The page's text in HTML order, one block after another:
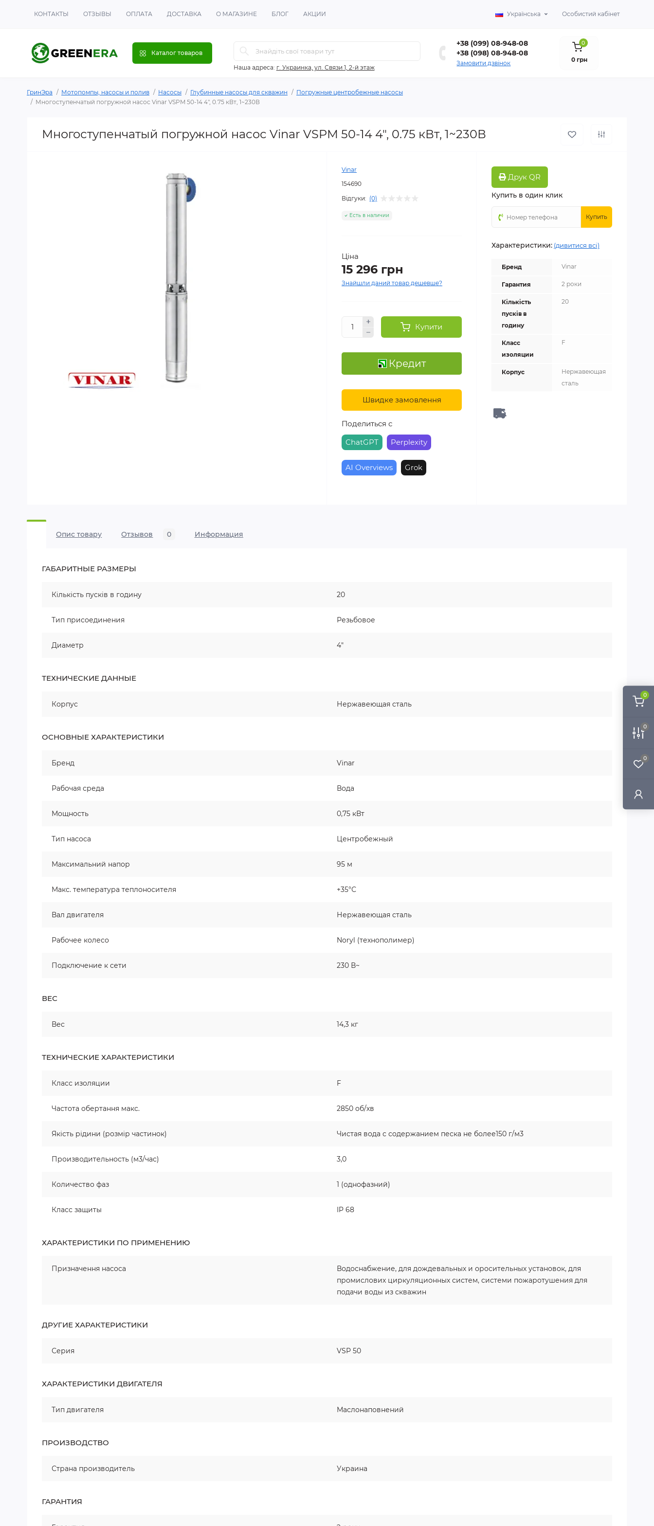
0
0
0
КОНТАКТЫ ОТЗЫВЫ ОПЛАТА ДОСТАВКА О МАГАЗИНЕ БЛОГ АКЦИИ Українська Особистий кабінет
Каталог товаров
Наша адреса: г. Украинка, ул. Связи 1, 2-й этаж
+38 (099) 08-948-08
+38 (098) 08-948-08
Замовити дзвінок
0
0 грн
ГринЭра Мотопомпы, насосы и полив Насосы Глубинные насосы для скважин
Погружные центробежные насосы
Многоступенчатый погружной насос Vinar VSPM 50-14 4", 0.75 кВт, 1~230В
Многоступенчатый погружной насос Vinar VSPM 50-14 4", 0.75 кВт, 1~230В
Vinar
154690
Відгуки: (0)
Есть в наличии
Ціна
15 296 грн
Знайшли даний товар дешевше?
Купити
Кредит
Швидке замовлення
Поделиться с
ChatGPT
Perplexity
AI Overviews Grok
Друк QR
Купить в один клик
Купить
Характеристики: (дивитися всі)
Бренд Vinar
Гарантия 2 роки
Кількість
пусків в
годину
20
Класс
изоляции
F
Корпус
Нержавеющая
сталь
Опис товару Отзывов 0 Информация
ГАБАРИТНЫЕ РАЗМЕРЫ
Кількість пусків в годину 20
Тип присоединения Резьбовое
Диаметр 4"
ТЕХНИЧЕСКИЕ ДАННЫЕ
Корпус Нержавеющая сталь
ОСНОВНЫЕ ХАРАКТЕРИСТИКИ
Бренд Vinar
Рабочая среда Вода
Мощность 0,75 кВт
Тип насоса Центробежный
Максимальний напор 95 м
Макс. температура теплоносителя +35°С
Вал двигателя Нержавеющая сталь
Рабочее колесо Noryl (технополимер)
Подключение к сети 230 В~
ВЕС
Вес 14,3 кг
ТЕХНИЧЕСКИЕ ХАРАКТЕРИСТИКИ
Класс изоляции F
Частота обертання макс. 2850 об/хв
Якість рідини (розмір частинок) Чистая вода с содержанием песка не более150 г/м3
Производительность (м3/час) 3,0
Количество фаз 1 (однофазний)
Класс защиты IP 68
ХАРАКТЕРИСТИКИ ПО ПРИМЕНЕНИЮ
Призначення насоса
Водоснабжение, для дождевальных и оросительных установок, для
промислових циркуляционных систем, системи пожаротушения для
подачи воды из скважин
ДРУГИЕ ХАРАКТЕРИСТИКИ
Серия VSP 50
ХАРАКТЕРИСТИКИ ДВИГАТЕЛЯ
Тип двигателя Маслонаповнений
ПРОИЗВОДСТВО
Страна производитель Украина
ГАРАНТИЯ